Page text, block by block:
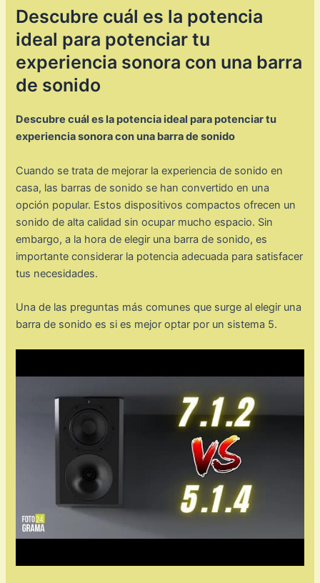
Descubre cuál es la potencia
ideal para potenciar tu
experiencia sonora con una barra
de sonido
Descubre cuál es la potencia ideal para potenciar tu
experiencia sonora con una barra de sonido
Cuando se trata de mejorar la experiencia de sonido en
casa, las barras de sonido se han convertido en una
opción popular. Estos dispositivos compactos ofrecen un
sonido de alta calidad sin ocupar mucho espacio. Sin
embargo, a la hora de elegir una barra de sonido, es
importante considerar la potencia adecuada para satisfacer
tus necesidades.
Una de las preguntas más comunes que surge al elegir una
barra de sonido es si es mejor optar por un sistema 5.